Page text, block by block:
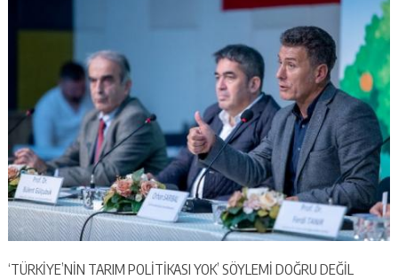
‘TÜRKİYE’NİN TARIM POLİTİKASI YOK’ SÖYLEMİ DOĞRU DEĞİL